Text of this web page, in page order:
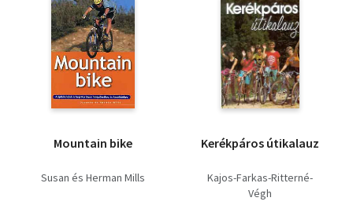
Mountain bike
Susan és Herman Mills
Kerékpáros útikalauz
Kajos-Farkas-Ritterné-
Végh